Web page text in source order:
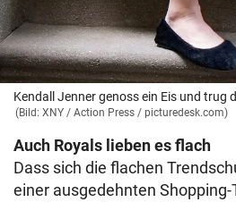
Kendall Jenner genoss ein Eis und trug
(Bild: XNY / Action Press / picturedesk.com)
Auch Royals lieben es flach
Dass sich die flachen
einer ausgedehnten